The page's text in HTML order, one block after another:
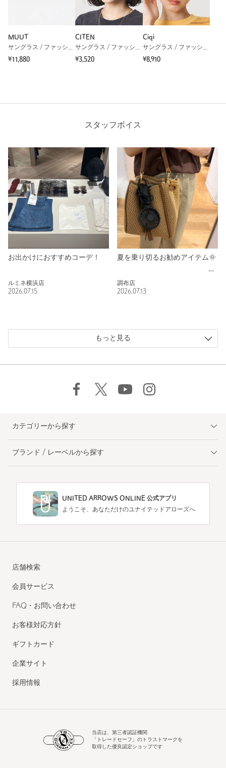
MUUT
サングラス / ファッショングラス
¥11,880
CITEN
サングラス / ファッショングラス
¥3,520
Ciqi
サングラス / ファッショングラス
¥8,910
スタッフボイス
お出かけにおすすめコーデ！
ルミネ横浜店
2026.07.15
夏を乗り切るお勧めアイテム🌞
調布店
2026.07.13
もっと見る
カテゴリーから探す
ブランド / レーベルから探す
UNITED ARROWS ONLINE 公式アプリ
ようこそ、あなただけのユナイテッドアローズへ
店舗検索
会員サービス
FAQ・お問い合わせ
お客様対応方針
ギフトカード
企業サイト
採用情報
当店は、第三者認証機関
「トレードセーフ」のトラストマークを
取得した優良認定ショップです